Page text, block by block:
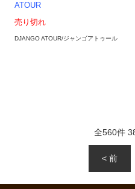
ATOUR
売り切れ
DJANGO ATOUR/ジャンゴアトゥール
全560件
< 前